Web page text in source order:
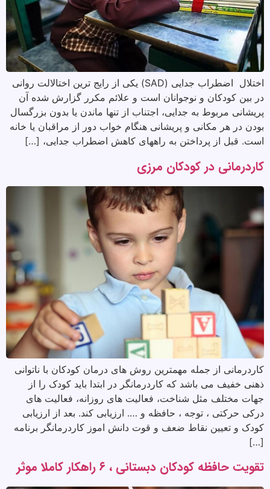
اختلال اضطراب جدایی (SAD) یکی از رایج ترین اختالالت روانی
در بین کودکان و نوجوانان است و علائم مکرر گزارش شده آن
پریشانی مربوط به جدایی، اجتناب از تنها ماندن یا بدون بزرگسال
بودن در هر مکانی و پریشانی هنگام خواب دور از مراقبان یا خانه
است. قبل از پرداختن به راههای کاهش اضطراب جدایی، […]
کاردرمانی در کودکان مرزی
کاردرمانی از جمله مهمترین روش های درمان کودکان با ناتوانی
ذهنی خفیف می باشد که کاردرمانگر در ابتدا باید کودک را از
جهات مختلف مثل شناخت، فعالیت های روزانه، فعالیت های
درکی حرکتی ، توجه ، حافظه و …. ارزیابی کند. بعد از ارزیابی
کودک و تعیین نقاط ضعف و قوت دانش اموز کاردرمانگر برنامه
[…]
تقویت حافظه کودکان دبستانی ، ۶ راهکار کاملا موثر